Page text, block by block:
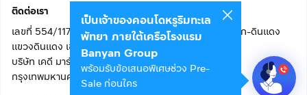
ติดต่อเรา
เลขที่ 554/117 อาคารสกายไนน์ เซ็นเตอร์ ชั้น 22 ถนนอโศก-ดินแดง
แขวงดินแดง เขตดินแดง
บริษัท เคดี มาร์เก็ตเพลส จำกัด (สำนักงานใหญ่)
กรุงเทพมหานคร 10400
เป็นเจ้าของคอนโดหรูริมทะเล
พัทยา ภายใต้เครือโรงแรม
Banyan Group
พร้อมรับข้อเสนอพิเศษช่วง Pre-
Sale ก่อนใคร